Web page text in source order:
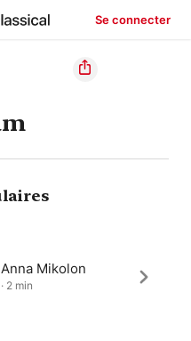
Se connecter
Mikolon
2 min